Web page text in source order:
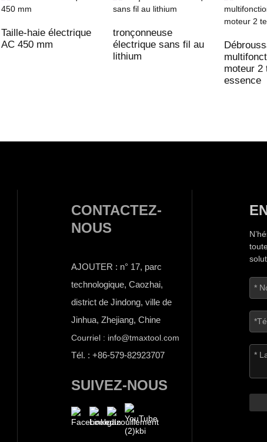
Taille-haie électrique
AC 450 mm
tronçonneuse
électrique sans fil au
lithium
moteur 2
essence
CONTACTEZ-
NOUS
AJOUTER : n° 17, parc
technologique, Caozhai,
district de Jindong, ville de
Jinhua, Zhejiang, Chine
Courriel : info@tmaxtool.com
Tél. : +86-579-82923707
SUIVEZ-NOUS